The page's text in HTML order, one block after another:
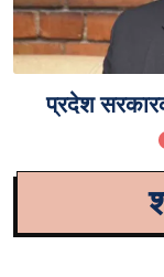
प्रदेश